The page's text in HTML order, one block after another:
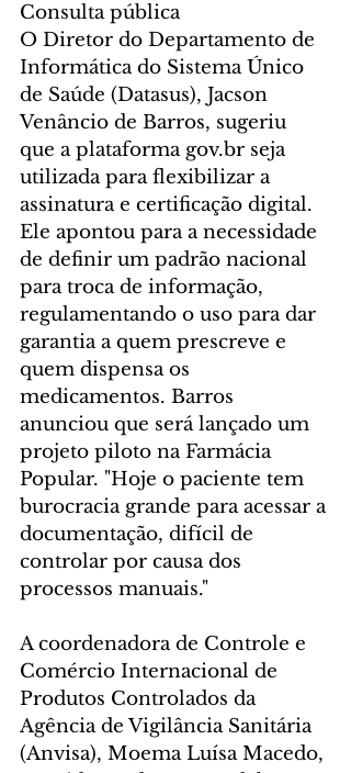
Consulta pública
O Diretor do Departamento de
Informática do Sistema Único
de Saúde (Datasus), Jacson
Venâncio de Barros, sugeriu
que a plataforma gov.br seja
utilizada para flexibilizar a
assinatura e certificação digital.
Ele apontou para a necessidade
de definir um padrão nacional
para troca de informação,
regulamentando o uso para dar
garantia a quem prescreve e
quem dispensa os
medicamentos. Barros
anunciou que será lançado um
projeto piloto na Farmácia
Popular. "Hoje o paciente tem
burocracia grande para acessar a
documentação, difícil de
controlar por causa dos
processos manuais."
A coordenadora de Controle e
Comércio Internacional de
Produtos Controlados da
Agência de Vigilância Sanitária
(Anvisa), Moema Luísa Macedo,